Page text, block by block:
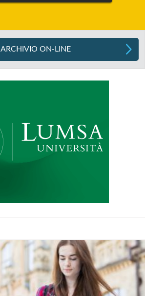
ARCHIVIO ON-LINE